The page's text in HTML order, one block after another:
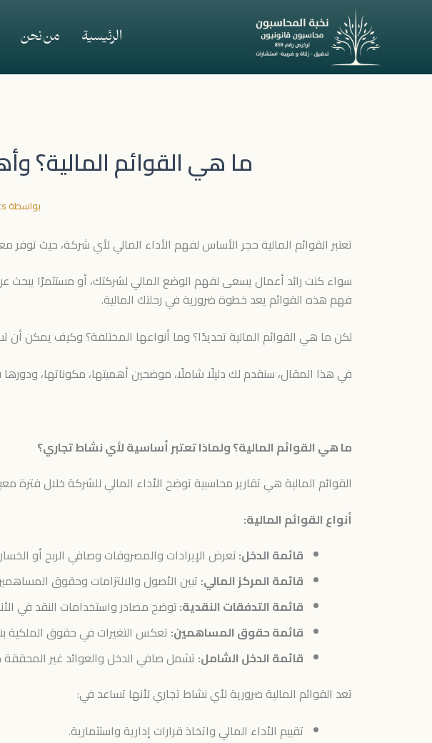
الرئيسية من نحن
ما هي القوائم المالية؟
بواسطة
تعتبر القوائم المالية حجر الأساس لفهم الأداء المالي لأي شركة، حيث توفر
سواء كنت رائد أعمال يسعى لفهم الوضع المالي لشركتك، أو مستثمرًا يبحث
فهم هذه القوائم يعد خطوة ضرورية في رحلتك المالية.
لكن ما هي القوائم المالية تحديدًا؟ وما أنواعها المختلفة؟ وكيف يمكن أن
في هذا المقال، سنقدم لك دليلًا شاملًا، موضحين أهميتها، مكوناتها، ودورها
ما هي القوائم المالية؟ ولماذا تعتبر أساسية لأي نشاط تجاري؟
القوائم المالية هي تقارير محاسبية توضح الأداء المالي للشركة خلال فترة
أنواع القوائم المالية:
قائمة الدخل:تعرض الإيرادات والمصروفات وصافي الربح أو
قائمة المركز المالي: تبين الأصول والالتزامات وحقوق
قائمة التدفقات النقدية:توضح مصادر واستخدامات النقد في
قائمة حقوق المساهمين: تعكس التغيرات في حقوق الملكية
قائمة الدخل الشامل: تشمل صافي الدخل والعوائد غير المحققة
تعد القوائم المالية ضرورية لأي نشاط تجاري لأنها تساعد في:
تقييم الأداء المالي واتخاذ قرارات إدارية واستثمارية.